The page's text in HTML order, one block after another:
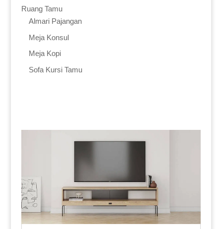
Ruang Tamu
Almari Pajangan
Meja Konsul
Meja Kopi
Sofa Kursi Tamu